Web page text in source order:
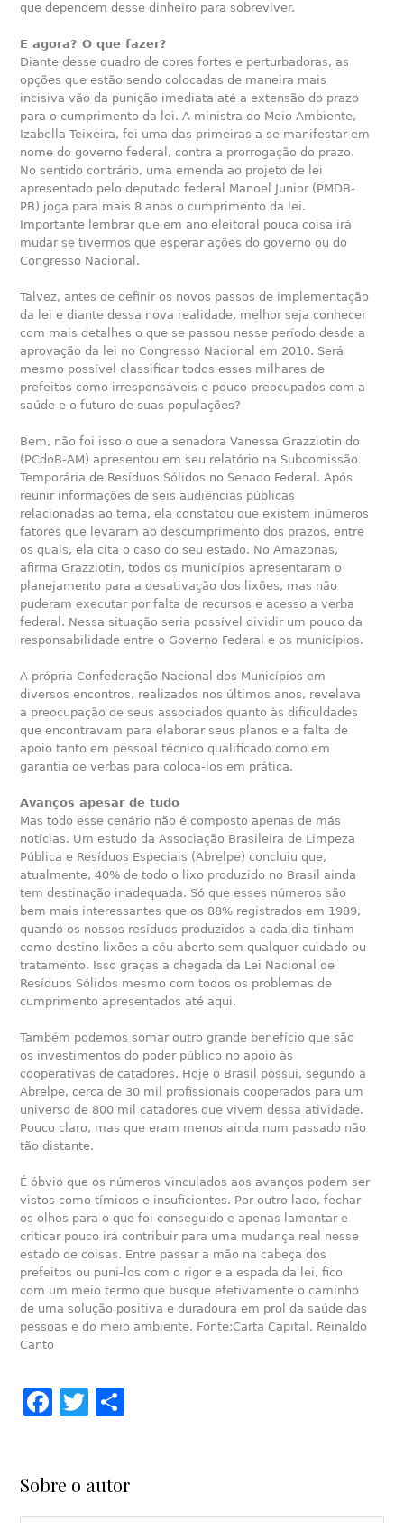
que dependem desse dinheiro para sobreviver.
E agora? O que fazer?
Diante desse quadro de cores fortes e perturbadoras, as
opções que estão sendo colocadas de maneira mais
incisiva vão da punição imediata até a extensão do prazo
para o cumprimento da lei. A ministra do Meio Ambiente,
Izabella Teixeira, foi uma das primeiras a se manifestar em
nome do governo federal, contra a prorrogação do prazo.
No sentido contrário, uma emenda ao projeto de lei
apresentado pelo deputado federal Manoel Junior (PMDB-
PB) joga para mais 8 anos o cumprimento da lei.
Importante lembrar que em ano eleitoral pouca coisa irá
mudar se tivermos que esperar ações do governo ou do
Congresso Nacional.
Talvez, antes de definir os novos passos de implementação
da lei e diante dessa nova realidade, melhor seja conhecer
com mais detalhes o que se passou nesse período desde a
aprovação da lei no Congresso Nacional em 2010. Será
mesmo possível classificar todos esses milhares de
prefeitos como irresponsáveis e pouco preocupados com a
saúde e o futuro de suas populações?
Bem, não foi isso o que a senadora Vanessa Grazziotin do
(PCdoB-AM) apresentou em seu relatório na Subcomissão
Temporária de Resíduos Sólidos no Senado Federal. Após
reunir informações de seis audiências públicas
relacionadas ao tema, ela constatou que existem inúmeros
fatores que levaram ao descumprimento dos prazos, entre
os quais, ela cita o caso do seu estado. No Amazonas,
afirma Grazziotin, todos os municípios apresentaram o
planejamento para a desativação dos lixões, mas não
puderam executar por falta de recursos e acesso a verba
federal. Nessa situação seria possível dividir um pouco da
responsabilidade entre o Governo Federal e os municípios.
A própria Confederação Nacional dos Municípios em
diversos encontros, realizados nos últimos anos, revelava
a preocupação de seus associados quanto às dificuldades
que encontravam para elaborar seus planos e a falta de
apoio tanto em pessoal técnico qualificado como em
garantia de verbas para coloca-los em prática.
Avanços apesar de tudo
Mas todo esse cenário não é composto apenas de más
notícias. Um estudo da Associação Brasileira de Limpeza
Pública e Resíduos Especiais (Abrelpe) concluiu que,
atualmente, 40% de todo o lixo produzido no Brasil ainda
tem destinação inadequada. Só que esses números são
bem mais interessantes que os 88% registrados em 1989,
quando os nossos resíduos produzidos a cada dia tinham
como destino lixões a céu aberto sem qualquer cuidado ou
tratamento. Isso graças a chegada da Lei Nacional de
Resíduos Sólidos mesmo com todos os problemas de
cumprimento apresentados até aqui.
Também podemos somar outro grande benefício que são
os investimentos do poder público no apoio às
cooperativas de catadores. Hoje o Brasil possui, segundo a
Abrelpe, cerca de 30 mil profissionais cooperados para um
universo de 800 mil catadores que vivem dessa atividade.
Pouco claro, mas que eram menos ainda num passado não
tão distante.
É óbvio que os números vinculados aos avanços podem ser
vistos como tímidos e insuficientes. Por outro lado, fechar
os olhos para o que foi conseguido e apenas lamentar e
criticar pouco irá contribuir para uma mudança real nesse
estado de coisas. Entre passar a mão na cabeça dos
prefeitos ou puni-los com o rigor e a espada da lei, fico
com um meio termo que busque efetivamente o caminho
de uma solução positiva e duradoura em prol da saúde das
pessoas e do meio ambiente. Fonte:Carta Capital, Reinaldo
Canto
Facebook
Twitter
Sobre o autor